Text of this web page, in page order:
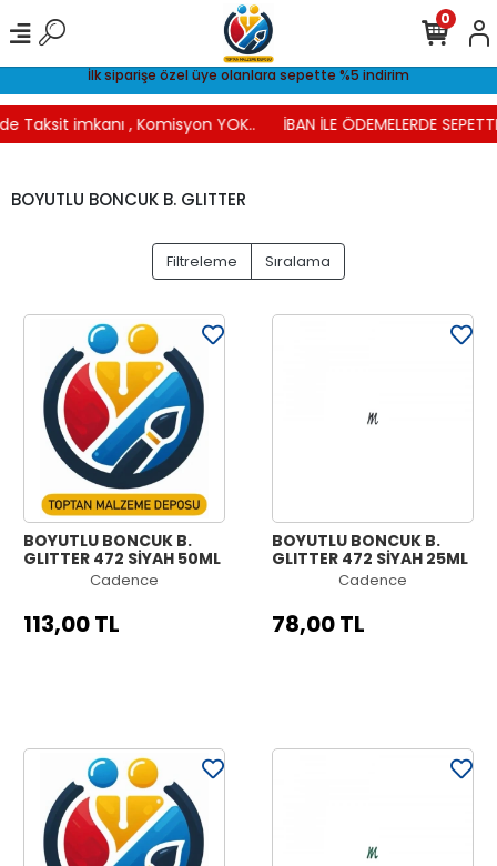
İlk siparişe özel üye olanlara sepette %5 indirim
Taksit imkanı , Komisyon YOK.. İBAN İLE ÖDEMELERDE
0
BOYUTLU BONCUK B. GLITTER
Filtreleme Sıralama
BOYUTLU BONCUK B.
GLITTER 472 SİYAH 50ML
Cadence
113,00 TL
BOYUTLU BONCUK B.
GLITTER 472 SİYAH 25ML
Cadence
78,00 TL